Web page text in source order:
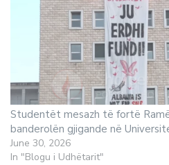
Studentët mesazh të fortë
banderolën gjigande në
June 30, 2026
In "Blogu i Udhëtarit"